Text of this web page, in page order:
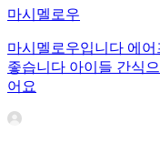
마시멜로우
마시멜로우입니다 에어
좋습니다 아이들 간식
어요